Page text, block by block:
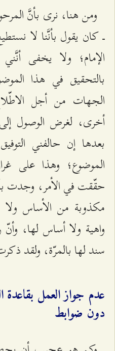
ومن هنا، نرى بأنَّ
ــ كان يقول بأنَّنا لا
الإمام؛ ولا يخفى
بالتحقيق في هذا
الجهات من أجل
أخرى، لغرض الوصول
بعدها إن حالفني
الموضوع؛ وهذا على
حقّقت في الأمر، وجدت
مكذوبة من الأساس ولا
واهية ولا أساس لها،
سند لها بالمرّة، ولقد
عدم جواز العمل بقاعدة
دون ضوابط